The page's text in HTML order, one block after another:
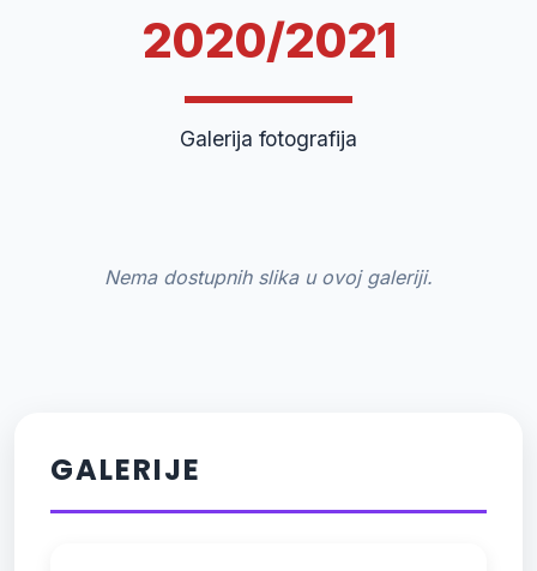
2020/2021
Galerija fotografija
Nema dostupnih slika u ovoj galeriji.
GALERIJE